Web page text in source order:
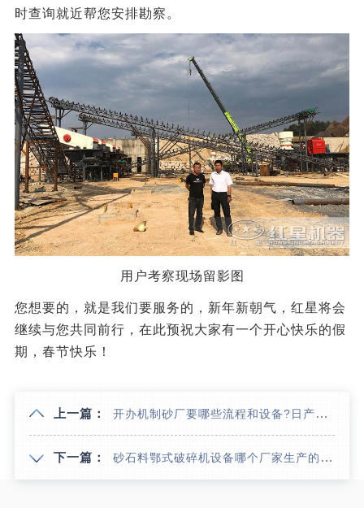
时查询就近帮您安排勘察。
用户考察现场留影图
您想要的，就是我们要服务的，新年新朝气，红星将会
继续与您共同前行，在此预祝大家有一个开心快乐的假
期，春节快乐！
上一篇： 开办机制砂厂要哪些流程和设备?日产1000吨大概需要多少钱?
下一篇： 砂石料鄂式破碎机设备哪个厂家生产的寿命长故障率低